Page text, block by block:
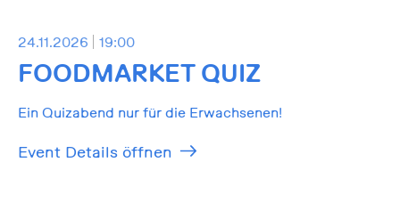
24.11.2026 19:00
FOODMARKET QUIZ
Ein Quizabend nur für die Erwachsenen!
Event Details öffnen